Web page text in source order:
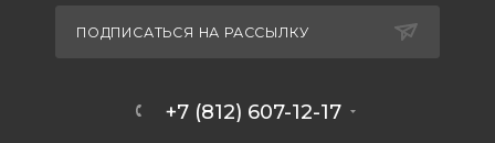
ПОДПИСАТЬСЯ НА РАССЫЛКУ
+7 (812) 607-12-17